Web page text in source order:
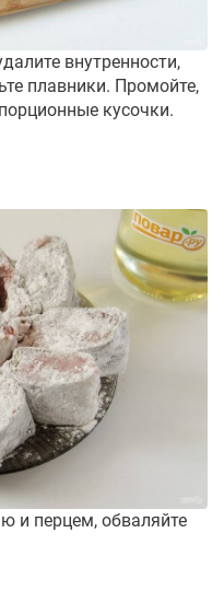
внутренности,
плавники. Промойте,
кусочки.
и перцем, обваляйте